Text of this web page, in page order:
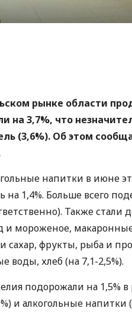
рынке области
на 3,7%, что
(3,6%). Об этом
напитки в июне
1,4%. Больше всего
Также стали
и мороженое,
сахар, фрукты, рыба и
хлеб (на 7,1-2,5%).
подорожали на 1,5% в
и алкогольные напитки